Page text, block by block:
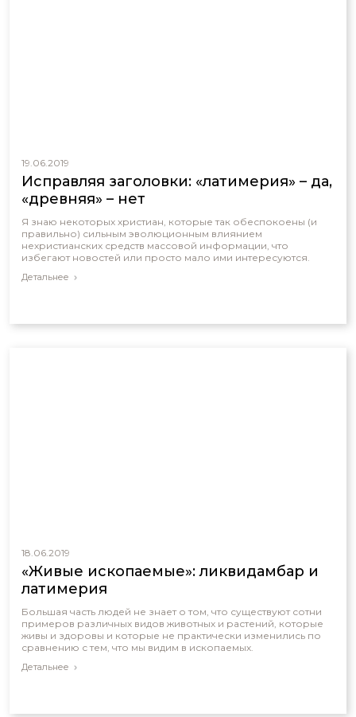
19.06.2019
Исправляя заголовки: «латимерия» – да,
«древняя» – нет
Я знаю некоторых христиан, которые так обеспокоены (и
правильно) сильным эволюционным влиянием
нехристианских средств массовой информации, что
избегают новостей или просто мало ими интересуются.
Детальнее
18.06.2019
«Живые ископаемые»: ликвидамбар и
латимерия
Большая часть людей не знает о том, что существуют сотни
примеров различных видов животных и растений, которые
живы и здоровы и которые не практически изменились по
сравнению с тем, что мы видим в ископаемых.
Детальнее